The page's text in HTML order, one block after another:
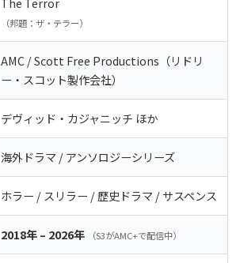
（邦題：ザ・テラー）
AMC / Scott Free Productions（リドリ
ー・スコット製作会社）
デヴィッド・カジャニッチ ほか
海外ドラマ / アンソロジーシリーズ
ホラー / スリラー / 歴史ドラマ / サスペンス
2018年 – 2026年 （S3がAMC+で配信中）